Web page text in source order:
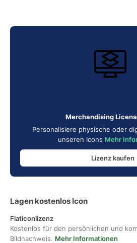
Merchandising
Personalisiere physische oder
unseren Icons Mehr
Lizenz kaufen
Lagen kostenlos Icon
Flaticonlizenz
Kostenlos für den persönlichen und
Bildnachweis. Mehr Informationen